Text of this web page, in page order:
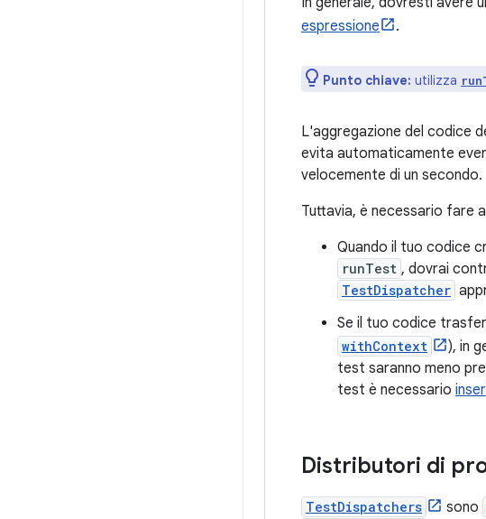
espressione
.
Punto chiave: utilizza
L'aggregazione del codice
evita automaticamente
velocemente di un secondo.
Tuttavia, è necessario fare
Quando il tuo codice
runTest , dovrai
TestDispatcher
Se il tuo codice
withContext ), in
test saranno meno
test è necessario
Distributori di
TestDispatchers sono